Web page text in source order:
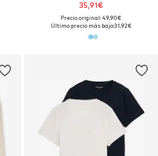
35,91€
Precio original: 49,90€
Último precio más bajo:31,92€